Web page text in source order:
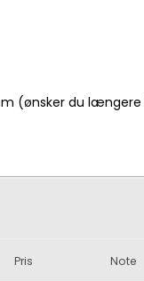
(ønsker du
Pris Note